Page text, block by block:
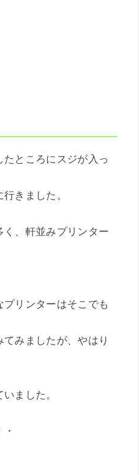
ところにスジが入っ
きました。
、軒並みプリンター
リンターはそこでも
みましたが、やはり
ました。